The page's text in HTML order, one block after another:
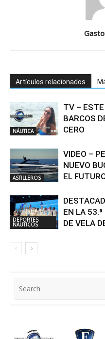
Artículos relacionados
NÁUTICA
TV –
BARCOS
CERO
ASTILLEROS
VIDEO –
NUEVO
EL
DEPORTES
NÁUTICOS
EN LA
DE VELA
for: